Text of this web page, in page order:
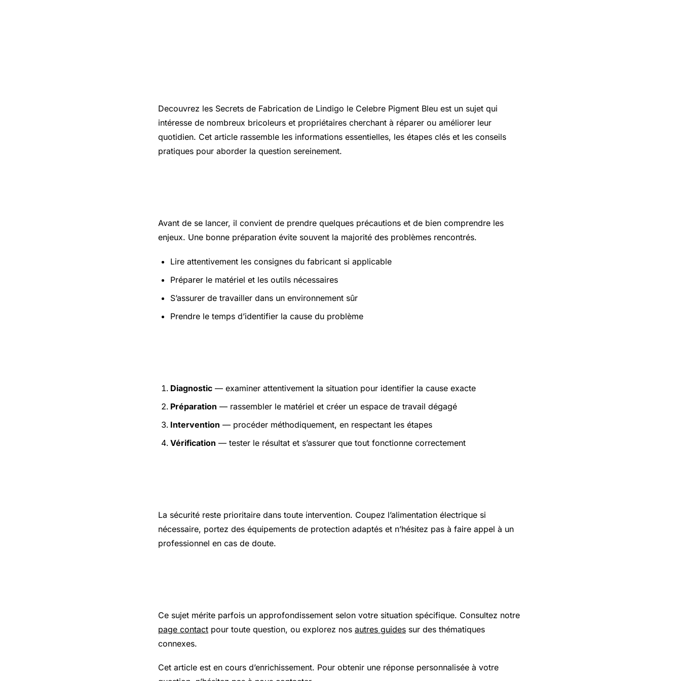
Decouvrez les Secrets de Fabrication de Lindigo le Celebre Pigment Bleu est un sujet qui
intéresse de nombreux bricoleurs et propriétaires cherchant à réparer ou améliorer leur
quotidien. Cet article rassemble les informations essentielles, les étapes clés et les conseils
pratiques pour aborder la question sereinement.
Avant de se lancer, il convient de prendre quelques précautions et de bien comprendre les
enjeux. Une bonne préparation évite souvent la majorité des problèmes rencontrés.
Lire attentivement les consignes du fabricant si applicable
Préparer le matériel et les outils nécessaires
S’assurer de travailler dans un environnement sûr
Prendre le temps d’identifier la cause du problème
Diagnostic — examiner attentivement la situation pour identifier la cause exacte
Préparation — rassembler le matériel et créer un espace de travail dégagé
Intervention — procéder méthodiquement, en respectant les étapes
Vérification — tester le résultat et s’assurer que tout fonctionne correctement
La sécurité reste prioritaire dans toute intervention. Coupez l’alimentation électrique si
nécessaire, portez des équipements de protection adaptés et n’hésitez pas à faire appel à un
professionnel en cas de doute.
Ce sujet mérite parfois un approfondissement selon votre situation spécifique. Consultez notre
page contact pour toute question, ou explorez nos autres guides sur des thématiques
connexes.
Cet article est en cours d’enrichissement. Pour obtenir une réponse personnalisée à votre